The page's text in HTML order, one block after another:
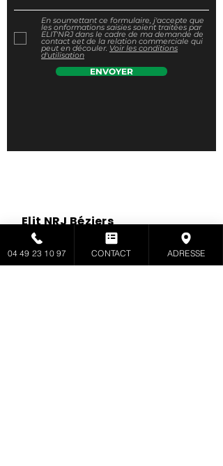
En soumettant ce formulaire, j'accepte que
les onformations saisies soient traitées par
ELIT'NRJ dans le cadre de ma demande de
contact eet de la relation commerciale qui
peut en découler. Voir les conditions
d'utilisation
ENVOYER
Elit NRJ Béziers
beziers@elitnrj.fr
04 49 23 10 97
04 49 23 10 97 CONTACT ADRESSE